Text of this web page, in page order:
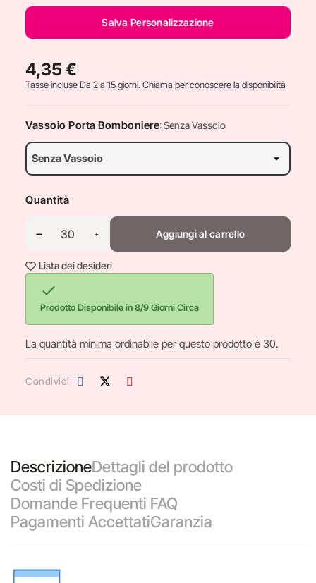
Salva Personalizzazione
4,35 €
Tasse incluseDa 2 a 15 giorni. Chiama per conoscere la disponibilità
Vassoio Porta Bomboniere: Senza Vassoio
Quantità
Aggiungi al carrello
Lista dei desideri

Prodotto Disponibile in 8/9 Giorni Circa
La quantità minima ordinabile per questo prodotto è 30.
Condividi
DescrizioneDettagli del prodotto
Costi di Spedizione
Domande Frequenti FAQ
Pagamenti AccettatiGaranzia